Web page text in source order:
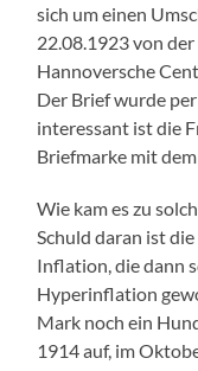
sich um einen
22.08.1923 von
Hannoversche
Der Brief wurde
interessant ist die
Briefmarke mit
Wie kam es zu
Schuld daran ist
Inflation, die dann
Hyperinflation
Mark noch ein
1914 auf, im